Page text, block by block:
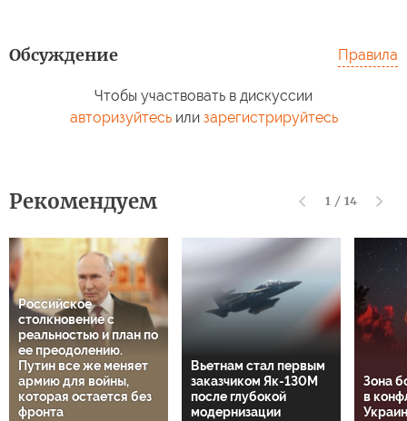
Обсуждение Правила
Чтобы участвовать в дискуссии
авторизуйтесьили зарегистрируйтесь
Рекомендуем 1 / 14
Российское
столкновение с
реальностью и план по
ее преодолению.
Путин все же меняет
армию для войны,
которая остается без
фронта
Вьетнам стал первым
заказчиком Як-130М
после глубокой
модернизации
Зона
в